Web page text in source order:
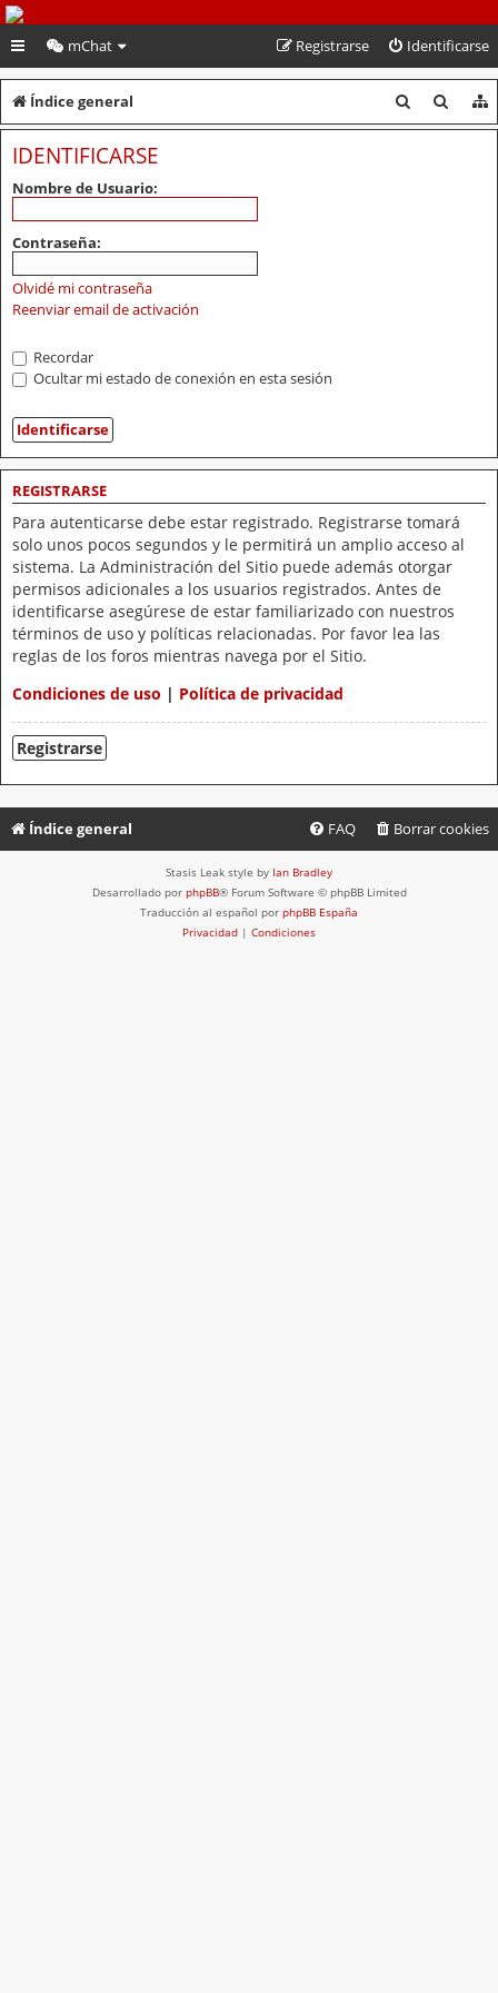
PeruVoley.com
mChat Identificarse
Registrarse
Índice general
u
u
IDENTIFICARSE
Nombre de Usuario:
Contraseña:
Olvidé mi contraseña
Reenviar email de activación
Recordar
Ocultar mi estado de conexión en esta sesión
REGISTRARSE
Para autenticarse debe estar registrado. Registrarse tomará
solo unos pocos segundos y le permitirá un amplio acceso al
sistema. La Administración del Sitio puede además otorgar
permisos adicionales a los usuarios registrados. Antes de
identificarse asegúrese de estar familiarizado con nuestros
términos de uso y políticas relacionadas. Por favor lea las
reglas de los foros mientras navega por el Sitio.
Condiciones de uso | Política de privacidad
Registrarse
Índice general Borrar cookies
FAQ
Stasis Leak style by Ian Bradley
Desarrollado por phpBB® Forum Software © phpBB Limited
Traducción al español por phpBB España
Privacidad | Condiciones